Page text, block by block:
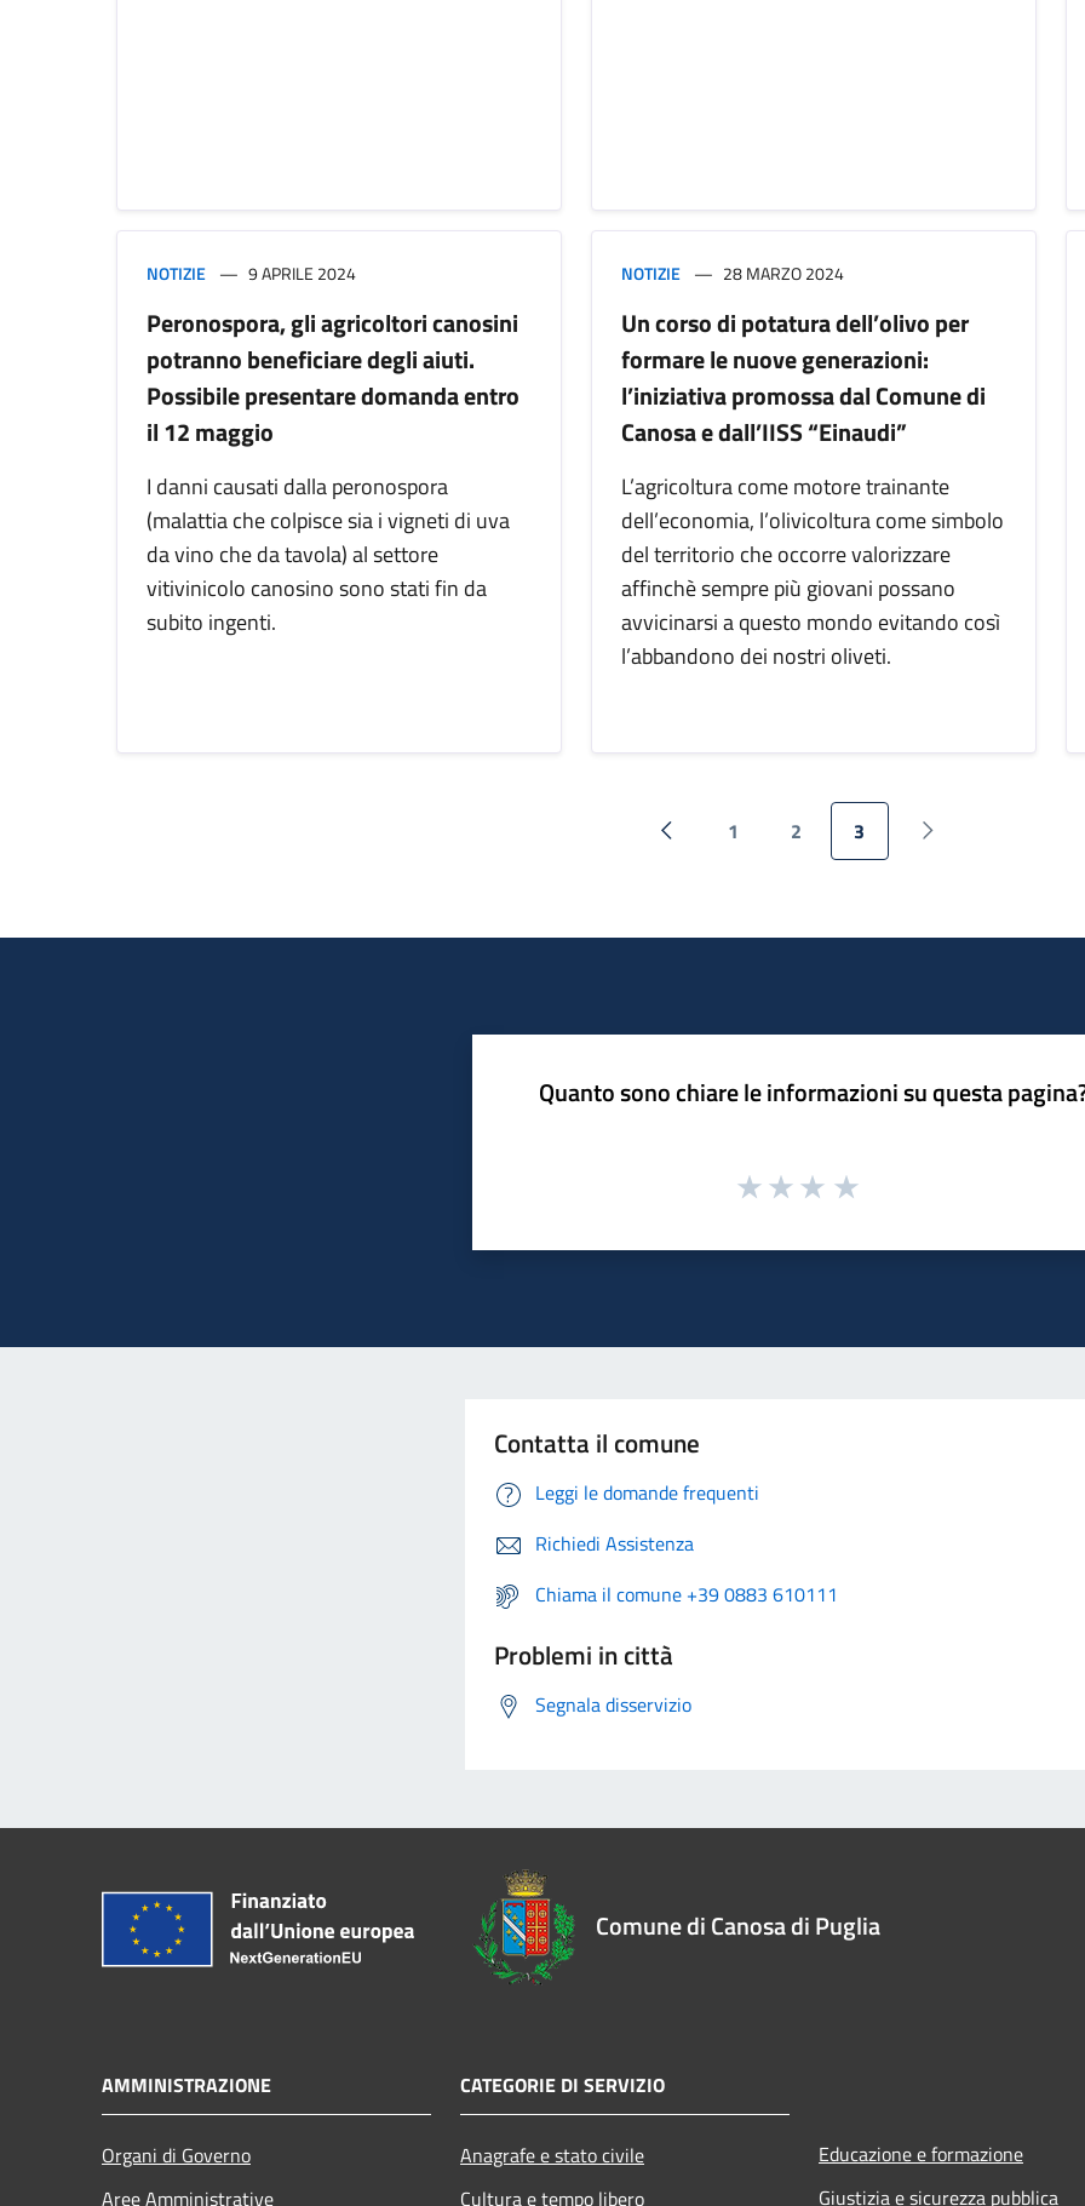
NOTIZIE 9 APRILE 2024
Peronospora, gli agricoltori canosini
potranno beneficiare degli aiuti.
Possibile presentare domanda entro
il 12 maggio
I danni causati dalla peronospora
(malattia che colpisce sia i vigneti di uva
da vino che da tavola) al settore
vitivinicolo canosino sono stati fin da
subito ingenti.
NOTIZIE 28 MARZO 2024
Un corso di potatura dell’olivo per
formare le nuove generazioni:
l’iniziativa promossa dal Comune di
Canosa e dall’IISS “Einaudi”
L’agricoltura come motore trainante
dell’economia, l’olivicoltura come simbolo
del territorio che occorre valorizzare
affinchè sempre più giovani possano
avvicinarsi a questo mondo evitando così
l’abbandono dei nostri oliveti.
Pagina precedente
1 2 3
Pagina successiva
Quanto sono chiare le informazioni su questa
Contatta il comune
Leggi le domande frequenti
Richiedi Assistenza
Chiama il comune +39 0883 610111
Problemi in città
Segnala disservizio
Comune di Canosa di Puglia
AMMINISTRAZIONE
Organi di Governo
Aree Amministrative
CATEGORIE DI SERVIZIO
Anagrafe e stato civile
Cultura e tempo libero
Educazione e formazione
Giustizia e sicurezza pubblica